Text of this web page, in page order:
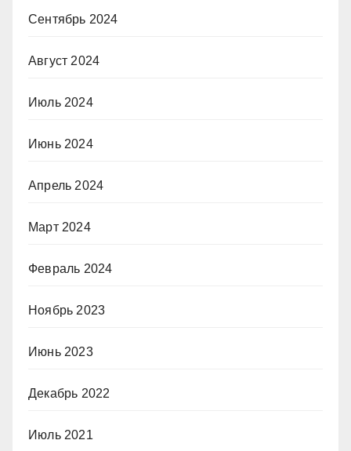
Сентябрь 2024
Август 2024
Июль 2024
Июнь 2024
Апрель 2024
Март 2024
Февраль 2024
Ноябрь 2023
Июнь 2023
Декабрь 2022
Июль 2021